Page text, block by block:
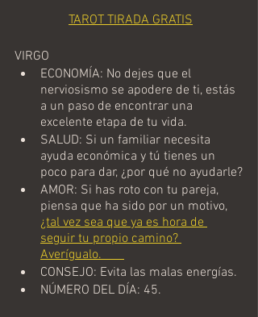
TAROT TIRADA GRATIS
VIRGO
ECONOMÍA: No dejes que el
nerviosismo se apodere de ti, estás
a un paso de encontrar una
excelente etapa de tu vida.
SALUD: Si un familiar necesita
ayuda económica y tú tienes un
poco para dar, ¿por qué no ayudarle?
AMOR: Si has roto con tu pareja,
piensa que ha sido por un motivo,
¿tal vez sea que ya es hora de
seguir tu propio camino?
Averígualo.
CONSEJO: Evita las malas energías.
NÚMERO DEL DÍA: 45.